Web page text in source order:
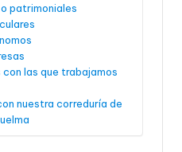
patrimoniales
las que trabajamos
nuestra correduría de